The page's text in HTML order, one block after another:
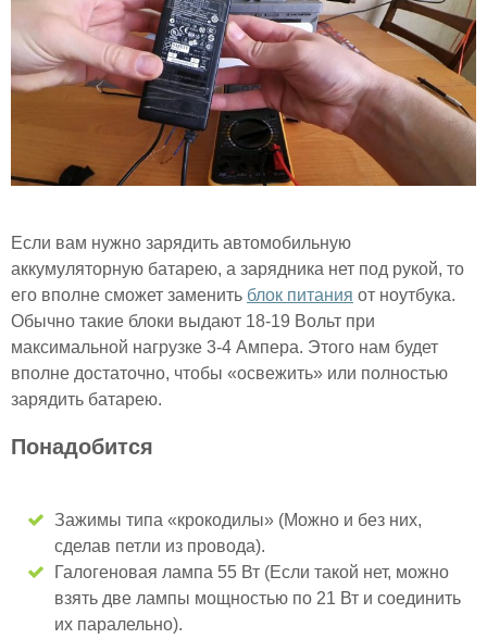
Если вам нужно зарядить автомобильную
аккумуляторную батарею, а зарядника нет под рукой, то
его вполне сможет заменить блок питания от ноутбука.
Обычно такие блоки выдают 18-19 Вольт при
максимальной нагрузке 3-4 Ампера. Этого нам будет
вполне достаточно, чтобы «освежить» или полностью
зарядить батарею.
Понадобится
Зажимы типа «крокодилы» (Можно и без них,
сделав петли из провода).
Галогеновая лампа 55 Вт (Если такой нет, можно
взять две лампы мощностью по 21 Вт и соединить
их паралельно).